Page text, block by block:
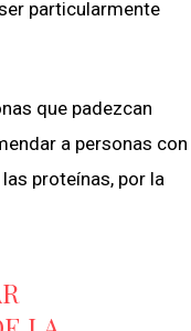
particularmente
que padezcan
a personas con
proteínas, por la